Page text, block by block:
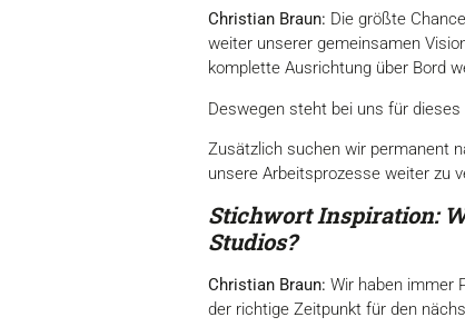
Christian Braun: Die größte
weiter unserer gemeinsamen
komplette Ausrichtung über Bord
Deswegen steht bei uns für
Zusätzlich suchen wir permanent
unsere Arbeitsprozesse weiter zu
Stichwort Inspiration:
Studios?
Christian Braun: Wir haben immer
der richtige Zeitpunkt für den